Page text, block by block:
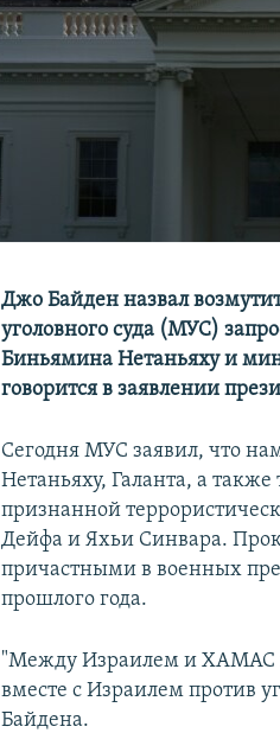
Джо Байден назвал
уголовного суда (МУС)
Биньямина Нетаньяху и
говорится в заявлении
Сегодня МУС заявил, что
Нетаньяху, Галанта, а
признанной
Дейфа и Яхьи Синвара.
причастными в военных
прошлого года.
"Между Израилем и ХАМАС
вместе с Израилем против
Байдена.